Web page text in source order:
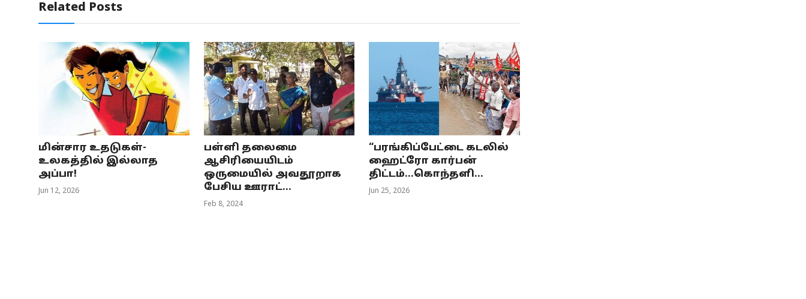
Related Posts
மின்சார உதடுகள்-
உலகத்தில் இல்லாத
அப்பா!
Jun 12, 2026
பள்ளி தலைமை
ஆசிரியையிடம்
ஒருமையில் அவதூறாக
பேசிய ஊராட்...
Feb 8, 2024
“பரங்கிப்பேட்டை கடலில்
ஹைட்ரோ கார்பன்
திட்டம்...கொந்தளி...
Jun 25, 2026